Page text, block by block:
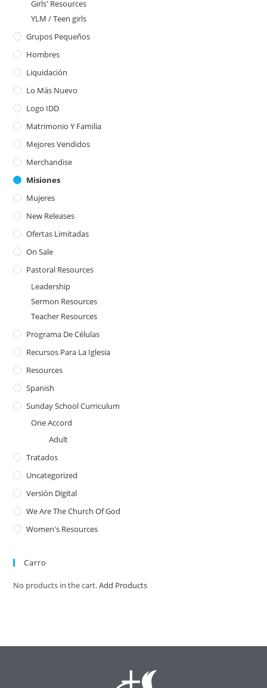
Girls' Resources
YLM / Teen girls
Grupos Pequeños
Hombres
Liquidación
Lo Más Nuevo
Logo IDD
Matrimonio Y Familia
Mejores Vendidos
Merchandise
Misiones
Mujeres
New Releases
Ofertas Limitadas
On Sale
Pastoral Resources
Leadership
Sermon Resources
Teacher Resources
Programa De Células
Recursos Para La Iglesia
Resources
Spanish
Sunday School Curriculum
One Accord
Adult
Tratados
Uncategorized
Versión Digital
We Are The Church Of God
Women's Resources
Carro
No products in the cart.Add Products